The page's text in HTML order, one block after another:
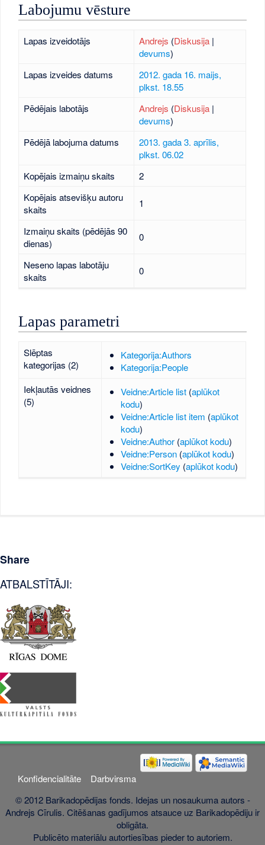
Labojumu vēsture
Lapas izveidotājs Andrejs (Diskusija|
devums)
Lapas izveides datums
2012. gada 16. maijs,
plkst. 18.55
Pēdējais labotājs
Andrejs (Diskusija|
devums)
Pēdējā labojuma datums
2013. gada 3. aprīlis,
plkst. 06.02
Kopējais izmaiņu skaits
2
Kopējais atsevišķu autoru
skaits
1
Izmaiņu skaits (pēdējās 90
dienas)
0
Neseno lapas labotāju
skaits
0
Lapas parametri
Slēptas
kategorijas (2)
Kategorija:Authors
Kategorija:People
Iekļautās veidnes
(5)
Veidne:Article list (aplūkot
kodu)
Veidne:Article list item (aplūkot
kodu)
Veidne:Author (aplūkot kodu)
Veidne:Person (aplūkot kodu)
Veidne:SortKey (aplūkot kodu)
Share
ATBALSTĪTĀJI:
Konfidencialitāte
Darbvirsma
© 2012 Barikadopēdijas fonds. Idejas un nosaukuma autors -
Andrejs Cīrulis. Citēšanas gadījumos atsauce uz Barikadopēdiju ir
obligāta.
Publicēto materiālu autortiesības pieder to autoriem.